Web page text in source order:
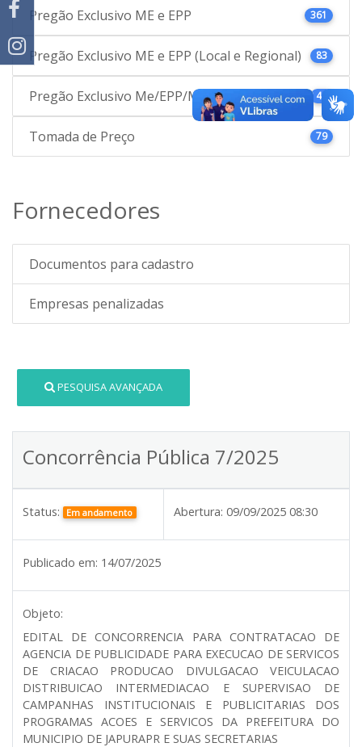
Pregão Exclusivo ME e EPP 361
Pregão Exclusivo ME e EPP (Local e Regional) 83
Pregão Exclusivo Me/EPP/MEI (Local) 48
Tomada de Preço 79
Fornecedores
Documentos para cadastro
Empresas penalizadas
PESQUISA AVANÇADA
Concorrência Pública 7/2025
Status: Em andamento Abertura: 09/09/2025 08:30
Publicado em: 14/07/2025
Objeto:
EDITAL DE CONCORRENCIA PARA CONTRATACAO DE
AGENCIA DE PUBLICIDADE PARA EXECUCAO DE SERVICOS
DE CRIACAO PRODUCAO DIVULGACAO VEICULACAO
DISTRIBUICAO INTERMEDIACAO E SUPERVISAO DE
CAMPANHAS INSTITUCIONAIS E PUBLICITARIAS DOS
PROGRAMAS ACOES E SERVICOS DA PREFEITURA DO
MUNICIPIO DE JAPURAPR E SUAS SECRETARIAS